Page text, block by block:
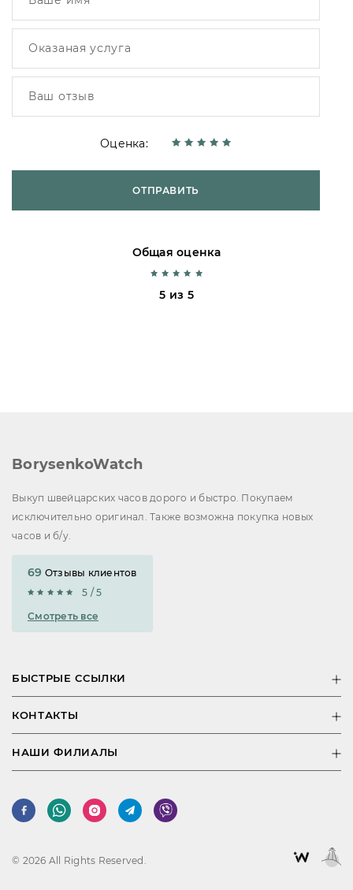
Оценка:
ОТПРАВИТЬ
Общая оценка
5 из 5
BorysenkoWatch
Выкуп швейцарских часов дорого и быстро. Покупаем
исключительно оригинал. Также возможна покупка новых
часов и б/у.
69 Отзывы клиентов
5 / 5
Смотреть все
БЫСТРЫЕ ССЫЛКИ
КОНТАКТЫ
НАШИ ФИЛИАЛЫ
© 2026 All Rights Reserved.